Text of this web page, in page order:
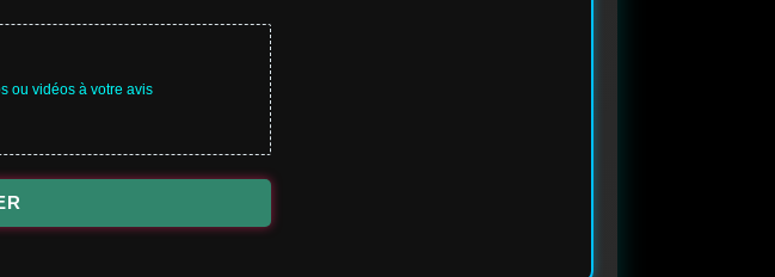
ou vidéos à votre avis